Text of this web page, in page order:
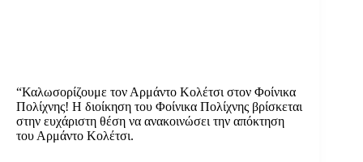
“Καλωσορίζουμε τον Αρμάντο Κολέτσι στον Φοίνικα
Πολίχνης! Η διοίκηση του Φοίνικα Πολίχνης βρίσκεται
στην ευχάριστη θέση να ανακοινώσει την απόκτηση
του Αρμάντο Κολέτσι.